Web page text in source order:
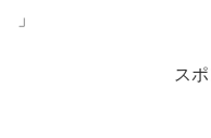
」
ス